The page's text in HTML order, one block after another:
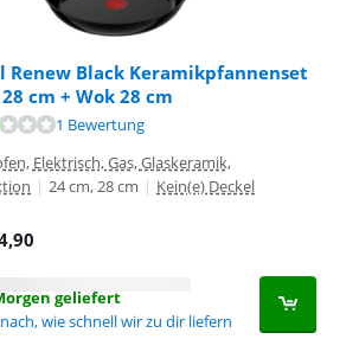
Renew Black Keramikpfannenset
cm + Wok 28 cm
1 Bewertung
Elektrisch, Gas, Glaskeramik,
| 24 cm, 28 cm | Kein(e) Deckel
geliefert
wie schnell wir zu dir liefern